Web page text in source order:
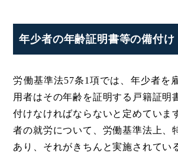
年少者の年齢証明書等の備付け
労働基準法57条1項では、年少者を
用者はその年齢を証明する戸籍証明
付けなければならないと定めていま
者の就労について、労働基準法上、
あり、それがきちんと実施されてい